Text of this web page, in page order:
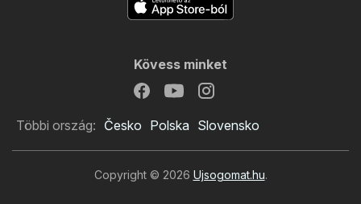
Kövess minket
Többi ország: Česko Polska Slovensko
Copyright © 2026 Ujsogomat.hu.